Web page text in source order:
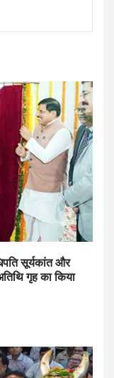
सूर्यकांत और
गृह का किया